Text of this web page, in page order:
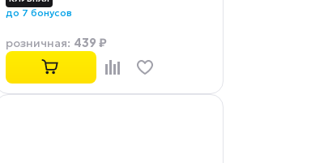
до 7 бонусов
розничная: 439 ₽